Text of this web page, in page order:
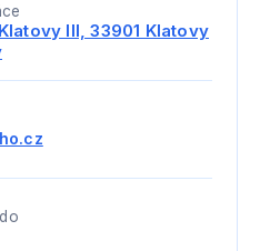
III, 33901 Klatovy